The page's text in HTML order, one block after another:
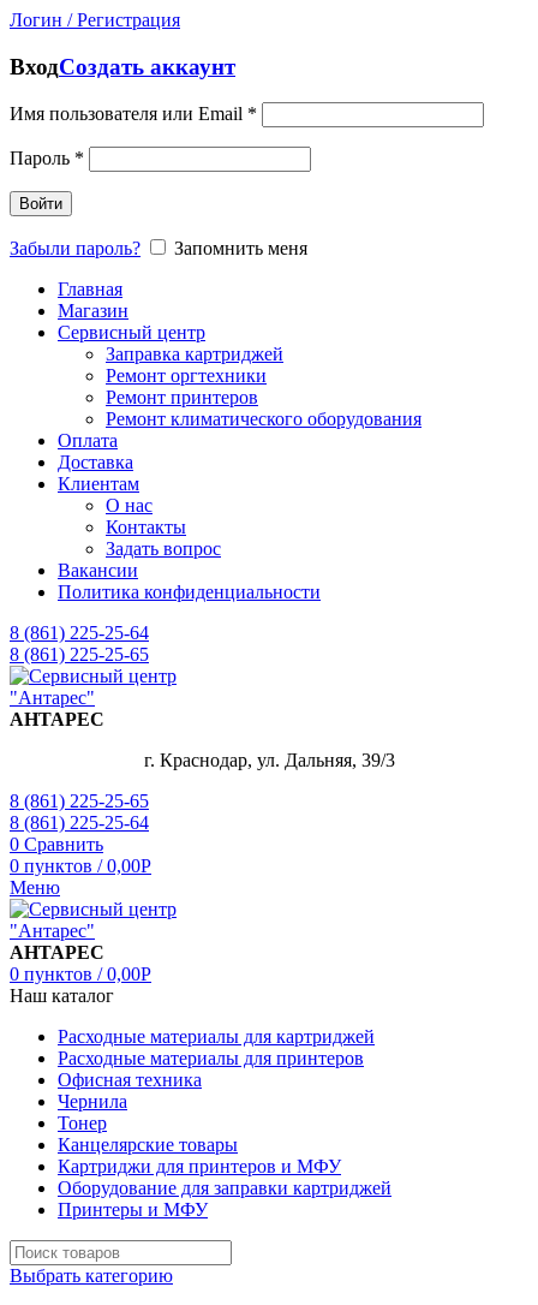
Логин / Регистрация
ВходСоздать аккаунт
Имя пользователя или Email *
Пароль *
Войти
Забыли пароль?
Запомнить меня
Главная
Магазин
Сервисный центр
Заправка картриджей
Ремонт оргтехники
Ремонт принтеров
Ремонт климатического оборудования
Оплата
Доставка
Клиентам
О нас
Контакты
Задать вопрос
Вакансии
Политика конфиденциальности
8 (861) 225-25-64
8 (861) 225-25-65
АНТАРЕС
г. Краснодар, ул. Дальняя, 39/3
8 (861) 225-25-65
8 (861) 225-25-64
0 Сравнить
0 пунктов / 0,00Р
Меню
АНТАРЕС
0 пунктов / 0,00Р
Наш каталог
Расходные материалы для картриджей
Расходные материалы для принтеров
Офисная техника
Чернила
Тонер
Канцелярские товары
Картриджи для принтеров и МФУ
Оборудование для заправки картриджей
Принтеры и МФУ
Выбрать категорию